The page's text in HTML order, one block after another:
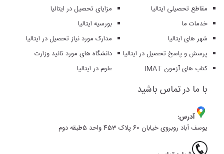
مزایای تحصیل در ایتالیا
بورسیه ایتالیا
مدارک مورد نیاز تحصیل در ایتالیا
دانشگاه های مورد تائید وزارت
علوم در ایتالیا
مقاطع تحصیلی ایتالیا
خدمات ما
شهر های ایتالیا
پرسش و پاسخ تحصیل در ایتالیا
کتاب های آزمون IMAT
با ما در تماس باشید
آدرس:
یوسف آباد روبروی خیابان 60 پلاک 453 واحد 5طبقه دوم